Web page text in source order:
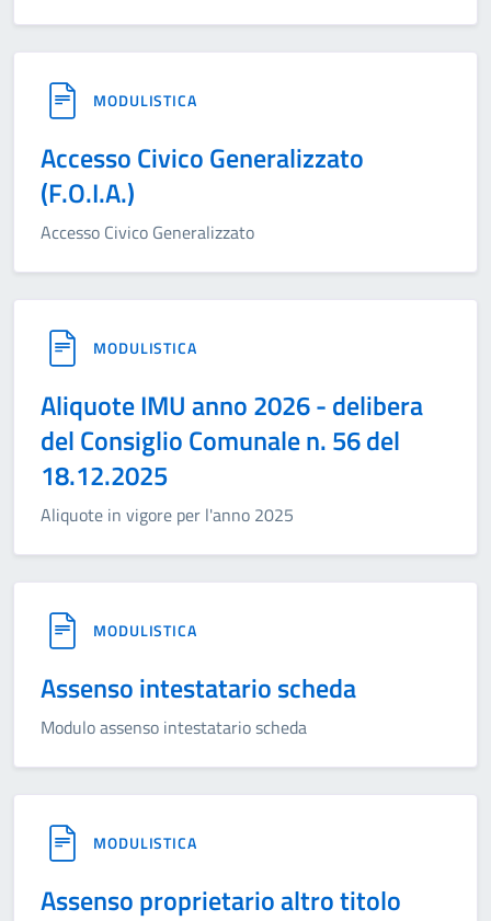
MODULISTICA
Accesso Civico Generalizzato
(F.O.I.A.)
Accesso Civico Generalizzato
MODULISTICA
Aliquote IMU anno 2026 - delibera
del Consiglio Comunale n. 56 del
18.12.2025
Aliquote in vigore per l'anno 2025
MODULISTICA
Assenso intestatario scheda
Modulo assenso intestatario scheda
MODULISTICA
Assenso proprietario altro titolo